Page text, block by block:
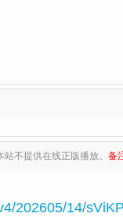
不提供在线正版播放。 备
202605/14/